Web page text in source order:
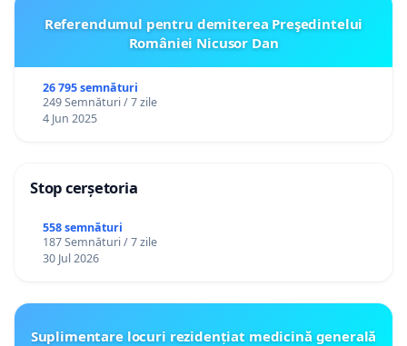
Referendumul pentru demiterea Preşedintelui
României Nicusor Dan
26 795 semnături
249 Semnături / 7 zile
4 Jun 2025
Stop cerșetoria
558 semnături
187 Semnături / 7 zile
30 Jul 2026
Suplimentare locuri rezidențiat medicină generală